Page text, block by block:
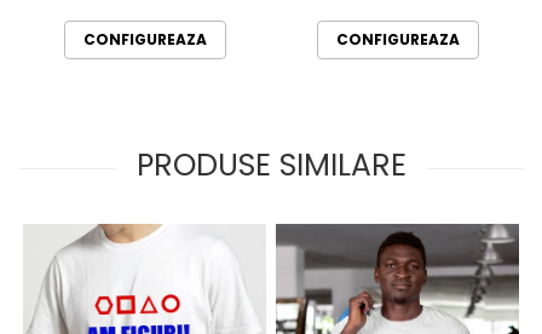
CONFIGUREAZA CONFIGUREAZA
PRODUSE SIMILARE